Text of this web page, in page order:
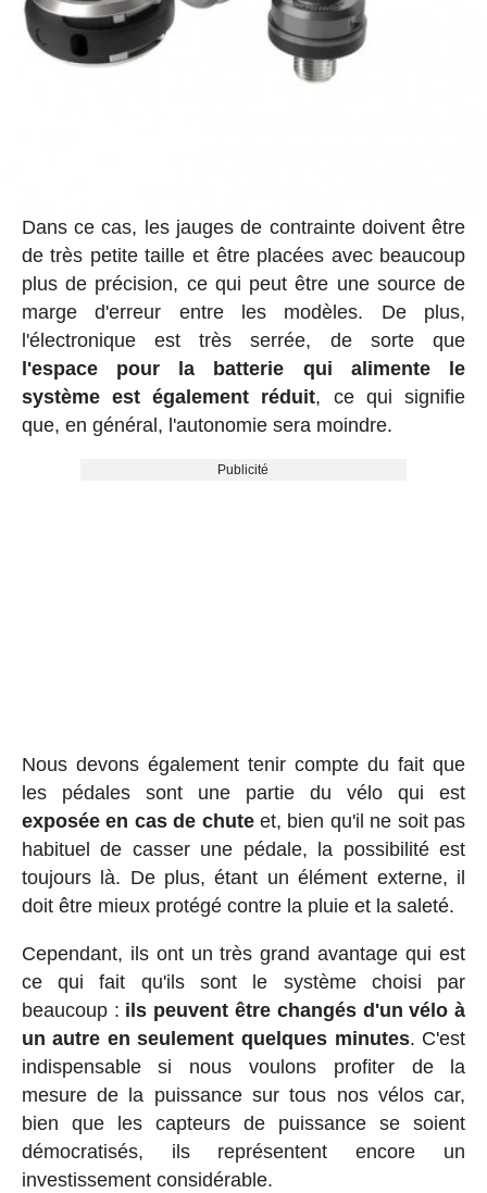
Dans ce cas, les jauges de contrainte doivent être
de très petite taille et être placées avec beaucoup
plus de précision, ce qui peut être une source de
marge d'erreur entre les modèles. De plus,
l'électronique est très serrée, de sorte que
l'espace pour la batterie qui alimente le
système est également réduit, ce qui signifie
que, en général, l'autonomie sera moindre.
Publicité
Nous devons également tenir compte du fait que
les pédales sont une partie du vélo qui est
exposée en cas de chuteet, bien qu'il ne soit pas
habituel de casser une pédale, la possibilité est
toujours là. De plus, étant un élément externe, il
doit être mieux protégé contre la pluie et la saleté.
Cependant, ils ont un très grand avantage qui est
ce qui fait qu'ils sont le système choisi par
beaucoup : ils peuvent être changés d'un vélo à
un autre en seulement quelques minutes. C'est
indispensable si nous voulons profiter de la
mesure de la puissance sur tous nos vélos car,
bien que les capteurs de puissance se soient
démocratisés, ils représentent encore un
investissement considérable.